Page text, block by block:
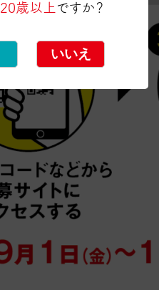
20歳以上 ですか？
いいえ